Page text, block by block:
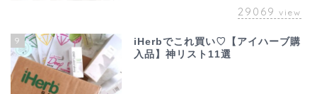
29069 view
9
iHerbでこれ買い♡【アイハーブ購
入品】神リスト11選